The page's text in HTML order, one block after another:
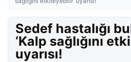
Sedef hastalığı
‘Kalp sağlığını
uyarısı!